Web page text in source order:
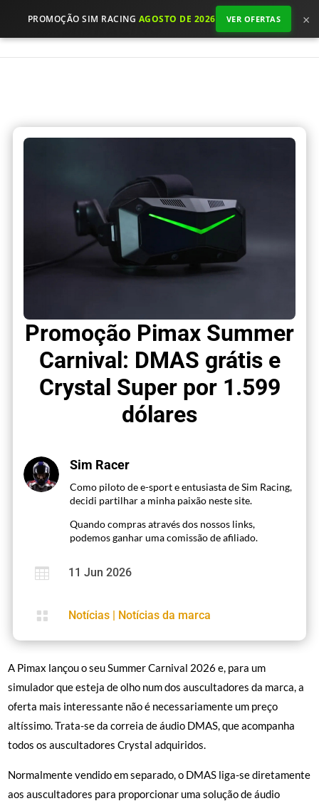
PROMOÇÃO SIM RACING AGOSTO DE 2026 VER OFERTAS ×
Promoção Pimax Summer
Carnival: DMAS grátis e
Crystal Super por 1.599
dólares
Sim Racer
Como piloto de e-sport e entusiasta de Sim Racing,
decidi partilhar a minha paixão neste site.
Quando compras através dos nossos links,
podemos ganhar uma comissão de afiliado.
 11 Jun 2026
 Notícias | Notícias da marca
A Pimax lançou o seu Summer Carnival 2026 e, para um
simulador que esteja de olho num dos auscultadores da marca, a
oferta mais interessante não é necessariamente um preço
altíssimo. Trata-se da correia de áudio DMAS, que acompanha
todos os auscultadores Crystal adquiridos.
Normalmente vendido em separado, o DMAS liga-se diretamente
aos auscultadores para proporcionar uma solução de áudio